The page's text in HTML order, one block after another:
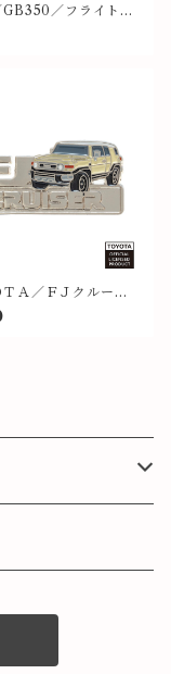
GB350／フライトタ
Ａ／ＦＪクルーザ
ュ）／ピンバッジ